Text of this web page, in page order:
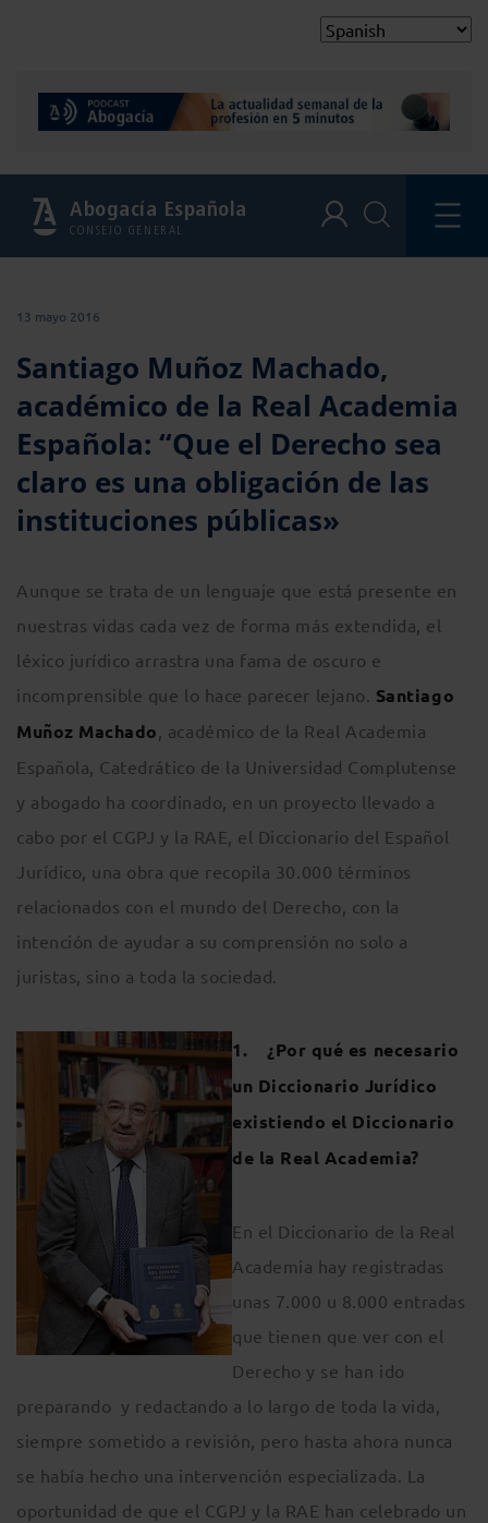
Abogacía Española
CONSEJO GENERAL
13 mayo 2016
Santiago Muñoz Machado,
académico de la Real Academia
Española: “Que el Derecho sea
claro es una obligación de las
instituciones públicas»
Aunque se trata de un lenguaje que está presente en
nuestras vidas cada vez de forma más extendida, el
léxico jurídico arrastra una fama de oscuro e
incomprensible que lo hace parecer lejano. Santiago
Muñoz Machado, académico de la Real Academia
Española, Catedrático de la Universidad Complutense
y abogado ha coordinado, en un proyecto llevado a
cabo por el CGPJ y la RAE, el Diccionario del Español
Jurídico, una obra que recopila 30.000 términos
relacionados con el mundo del Derecho, con la
intención de ayudar a su comprensión no solo a
juristas, sino a toda la sociedad.
1. ¿Por qué es necesario
un Diccionario Jurídico
existiendo el Diccionario
de la Real Academia?
En el Diccionario de la Real
Academia hay registradas
unas 7.000 u 8.000 entradas
que tienen que ver con el
Derecho y se han ido
preparando y redactando a lo largo de toda la vida,
siempre sometido a revisión, pero hasta ahora nunca
se había hecho una intervención especializada. La
oportunidad de que el CGPJ y la RAE han celebrado un